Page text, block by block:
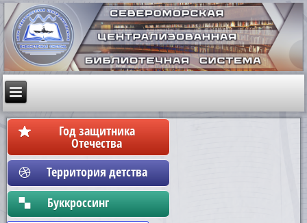
Год защитника
Отечества
Территория детства
Бyккpoccинг